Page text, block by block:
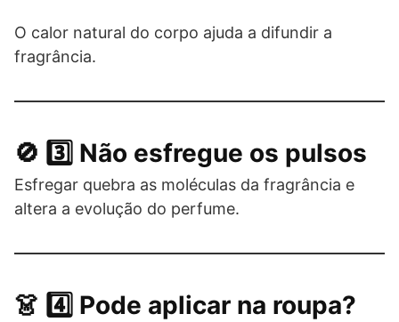
O calor natural do corpo ajuda a difundir a
fragrância.
🚫 3️⃣ Não esfregue os pulsos
Esfregar quebra as moléculas da fragrância e
altera a evolução do perfume.
👗 4️⃣ Pode aplicar na roupa?